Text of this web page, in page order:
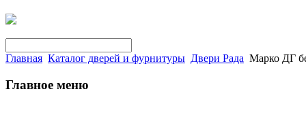
Главная Каталог дверей и фурнитуры Двери Рада Марко ДГ
Главное меню